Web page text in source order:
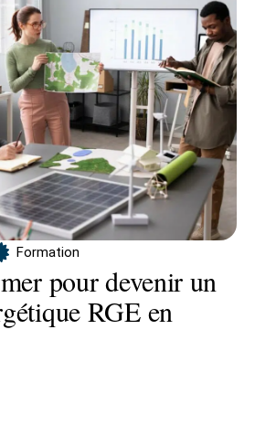
Formation
pour devenir un
RGE en